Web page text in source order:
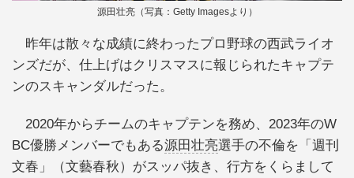
源田壮亮（写真：Getty Imagesより）
昨年は散々な成績に終わったプロ野球の西武ライオ
ンズだが、仕上げはクリスマスに報じられたキャプテ
ンのスキャンダルだった。
2020年からチームのキャプテンを務め、2023年のW
BC優勝メンバーでもある源田壮亮選手の不倫を「週刊
文春」（文藝春秋）がスッパ抜き、行方をくらまして